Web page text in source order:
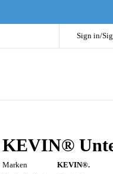
Sign in/
KEVIN®
Marken
KEVIN®.